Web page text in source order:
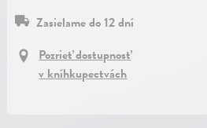
Zasielame do 12 dní
Pozrieť dostupnosť
v kníhkupectvách